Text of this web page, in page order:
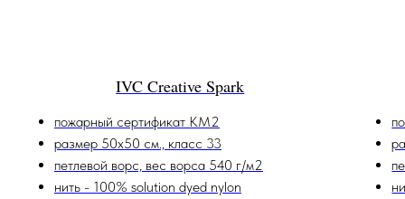
IVC Creative Spark
пожарный сертификат КМ2
размер 50х50 см., класс 33
петлевой ворс, вес ворса 540 г/м2
нить - 100% solution dyed nylon